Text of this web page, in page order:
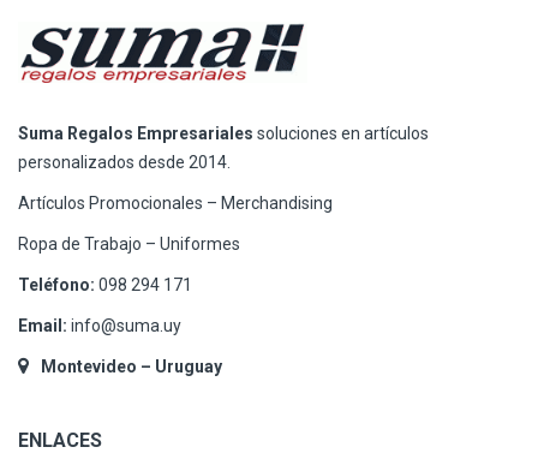
Suma Regalos Empresariales soluciones en artículos
personalizados desde 2014.
Artículos Promocionales – Merchandising
Ropa de Trabajo – Uniformes
Teléfono: 098 294 171
Email: info@suma.uy
Montevideo – Uruguay
ENLACES